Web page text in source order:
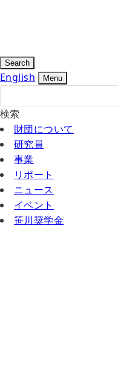
Search
English Menu
検索
財団について
研究員
事業
リポート
ニュース
イベント
笹川奨学金